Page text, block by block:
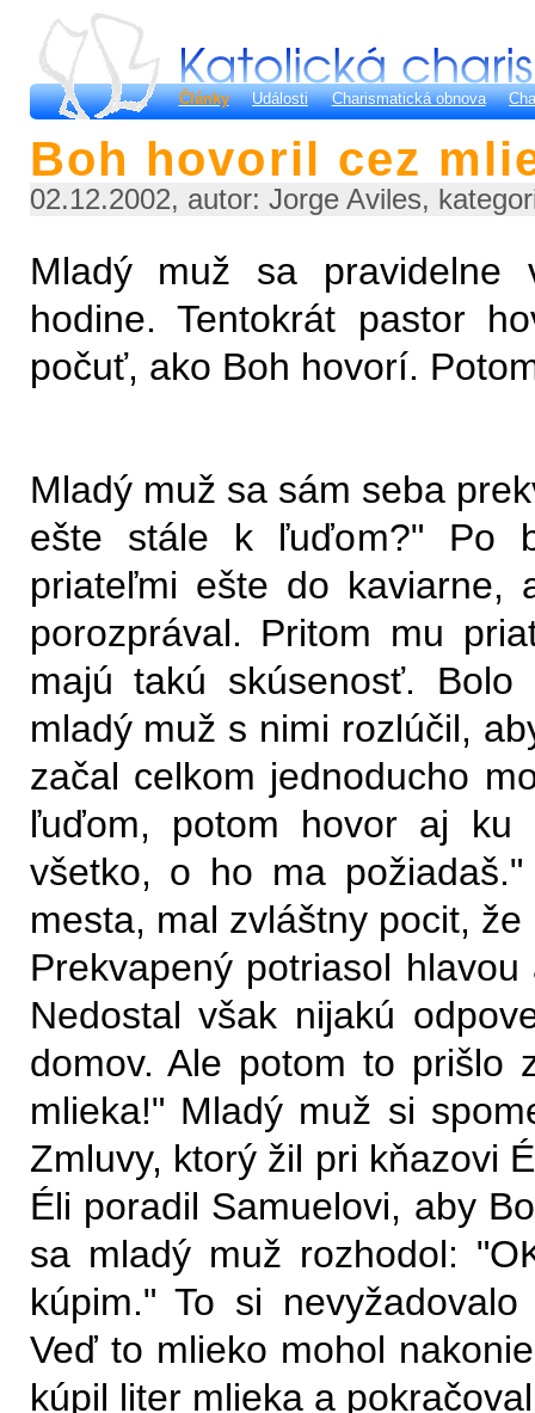
Články Události Charismatická obnova
Boh hovoril cez
02.12.2002, autor: Jorge Aviles,
Mladý muž sa pravidelne
hodine. Tentokrát pastor
počuť, ako Boh hovorí.
Mladý muž sa sám seba
ešte stále k ľuďom?" Po
priateľmi ešte do
porozprával. Pritom mu
majú takú skúsenosť.
mladý muž s nimi rozlúčil,
začal celkom jednoducho
ľuďom, potom hovor aj
všetko, o ho ma
mesta, mal zvláštny pocit,
Prekvapený potriasol
Nedostal však nijakú
domov. Ale potom to prišlo
mlieka!" Mladý muž si
Zmluvy, ktorý žil pri kňazovi
Éli poradil Samuelovi, aby
sa mladý muž rozhodol:
kúpim." To si
Veď to mlieko mohol
kúpil liter mlieka a